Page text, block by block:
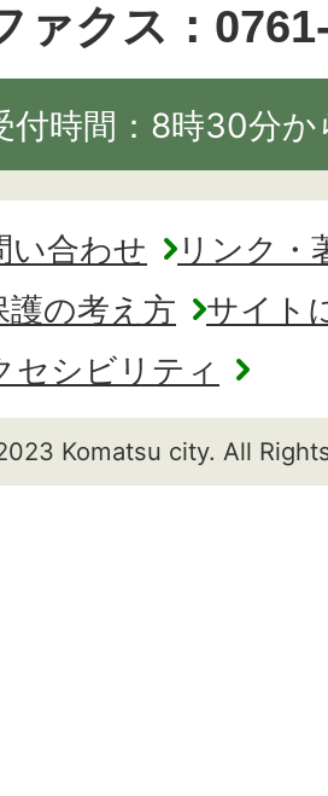
ァクス：
付時間：8時30分
い合わせ
リンク・
護の考え方
サイト
セシビリティ
Komatsu city. All